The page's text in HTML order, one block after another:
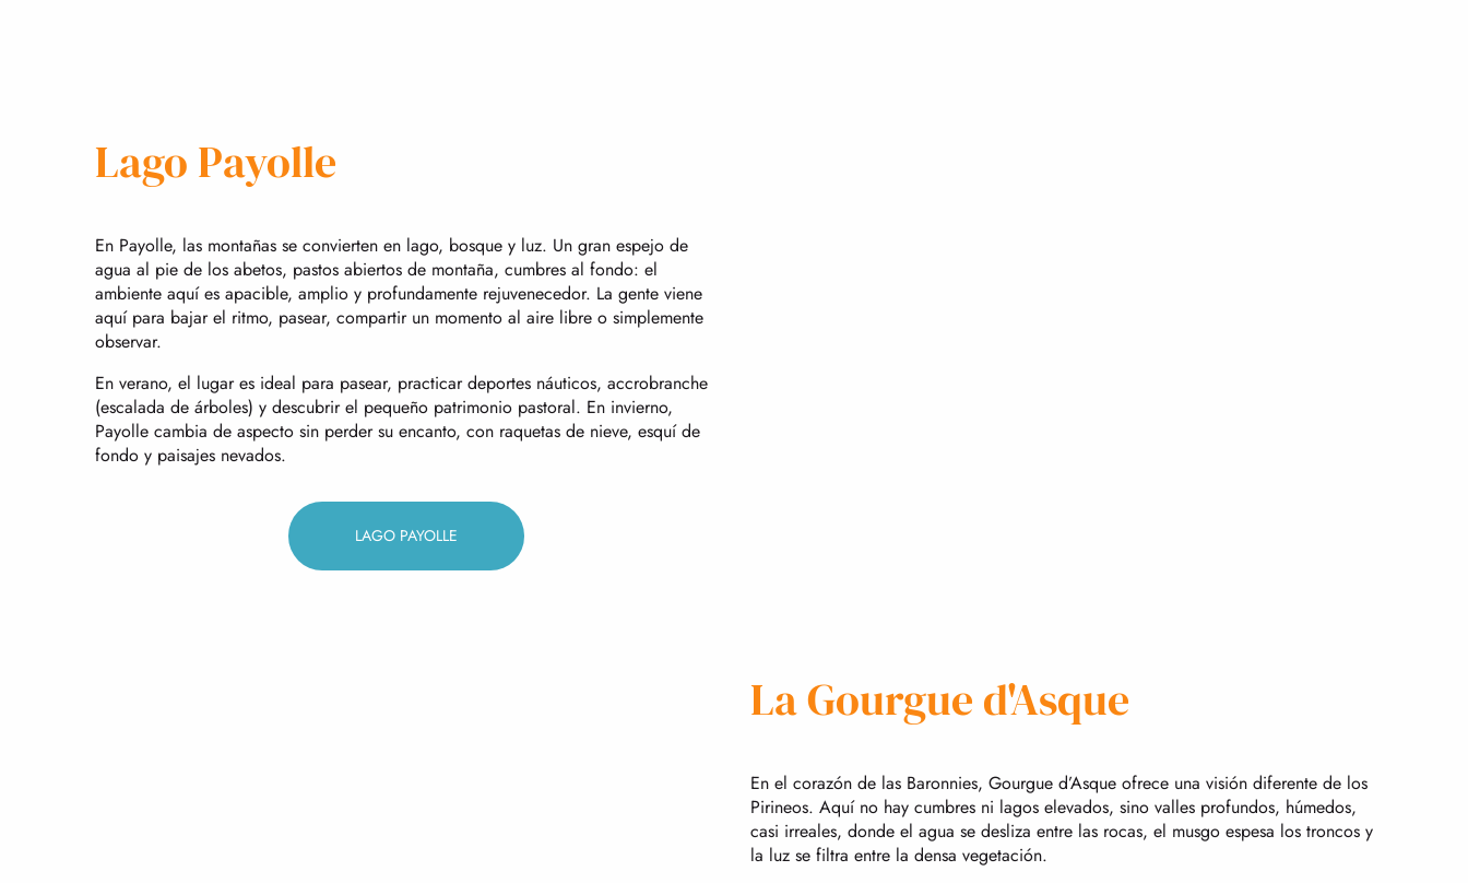
Lago Payolle
En Payolle, las montañas se convierten en lago, bosque y luz. Un gran espejo de
agua al pie de los abetos, pastos abiertos de montaña, cumbres al fondo: el
ambiente aquí es apacible, amplio y profundamente rejuvenecedor. La gente viene
aquí para bajar el ritmo, pasear, compartir un momento al aire libre o simplemente
observar.
En verano, el lugar es ideal para pasear, practicar deportes náuticos, accrobranche
(escalada de árboles) y descubrir el pequeño patrimonio pastoral. En invierno,
Payolle cambia de aspecto sin perder su encanto, con raquetas de nieve, esquí de
fondo y paisajes nevados.
LAGO PAYOLLE
La Gourgue d'Asque
En el corazón de las Baronnies, Gourgue d’Asque ofrece una visión diferente de los
Pirineos. Aquí no hay cumbres ni lagos elevados, sino valles profundos, húmedos,
casi irreales, donde el agua se desliza entre las rocas, el musgo espesa los troncos y
la luz se filtra entre la densa vegetación.